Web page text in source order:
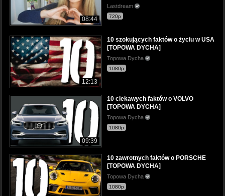
08:44
Lastdream
720p
12:13
10 szokujących faktów o życiu w USA
[TOPOWA DYCHA]
Topowa Dycha
1080p
09:39
10 ciekawych faktów o VOLVO
[TOPOWA DYCHA]
Topowa Dycha
1080p
10 zawrotnych faktów o PORSCHE
[TOPOWA DYCHA]
Topowa Dycha
1080p